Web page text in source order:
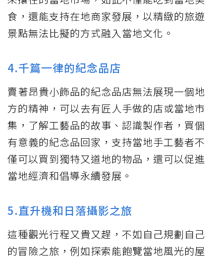
食，還能支持在地商家發展，以精緻的旅遊
景點無法比擬的方式融入當地文化。
4.千篇一律的紀念品店
賣著昂貴小飾品的紀念品店無法展現一個地
方的精神，可以去有匠人手做的店或當地市
集，了解工藝品的故事、認識製作者，買個
有意義的紀念品回家，支持當地手工藝者不
僅可以買到獨特又道地的物品，還可以促進
當地經濟和倡導永續發展。
5.直升機和日落攝影之旅
這種觀光行程又貴又趕，不如自己規劃自己
的冒險之旅，例如探索能飽覽當地風光的屋